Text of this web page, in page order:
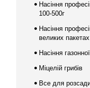
Насіння
100-500г
Насіння
великих пакетах
Насіння
Міцелій грибів
Все для